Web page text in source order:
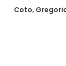
Coto,